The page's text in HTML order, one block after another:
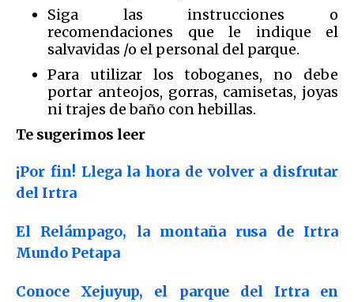
Siga las instrucciones o
recomendaciones que le indique el
salvavidas /o el personal del parque.
Para utilizar los toboganes, no debe
portar anteojos, gorras, camisetas, joyas
ni trajes de baño con hebillas.
Te sugerimos leer
¡Por fin! Llega la hora de volver a disfrutar
del Irtra
El Relámpago, la montaña rusa de Irtra
Mundo Petapa
Conoce Xejuyup, el parque del Irtra en